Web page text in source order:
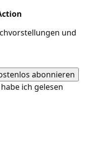
und
habe ich gelesen